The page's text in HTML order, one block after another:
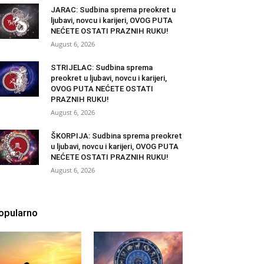
JARAC: Sudbina sprema preokret u
ljubavi, novcu i karijeri, OVOG PUTA
NEĆETE OSTATI PRAZNIH RUKU!
August 6, 2026
STRIJELAC: Sudbina sprema
preokret u ljubavi, novcu i karijeri,
OVOG PUTA NEĆETE OSTATI
PRAZNIH RUKU!
August 6, 2026
ŠKORPIJA: Sudbina sprema preokret
u ljubavi, novcu i karijeri, OVOG PUTA
NEĆETE OSTATI PRAZNIH RUKU!
August 6, 2026